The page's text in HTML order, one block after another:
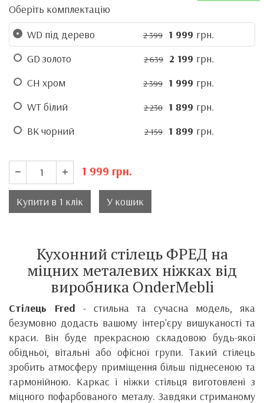
Оберіть комплектацію
WD під дерево
2 399 1 999 грн.
GD золото
2 639 2 199 грн.
CH хром
2 399 1 999 грн.
WT білий
2 230 1 899 грн.
BK чорний
2 159 1 899 грн.
1 999 грн.
Купити в 1 клік У кошик
Кухонний стілець ФРЕД на
міцних металевих ніжках від
виробника OnderMebli
Стілець Fred- стильна та сучасна модель, яка
безумовно додасть вашому інтер'єру вишуканості та
краси. Вінбуде прекрасною складовою будь-якої
обідньої, вітальні або офісної групи. Такий стілець
зробить атмосферу приміщення більш піднесеною та
гармонійною. Каркас і ніжки стільця виготовлені з
міцного пофарбованого металу. Завдяки стриманому